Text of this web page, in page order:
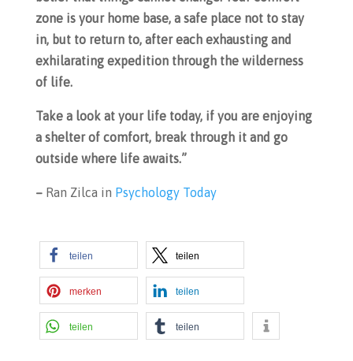
zone is your home base, a safe place not to stay
in, but to return to, after each exhausting and
exhilarating expedition through the wilderness
of life.
Take a look at your life today, if you are enjoying
a shelter of comfort, break through it and go
outside where life awaits.”
– Ran Zilca in Psychology Today
teilen teilen
merken teilen
teilen teilen